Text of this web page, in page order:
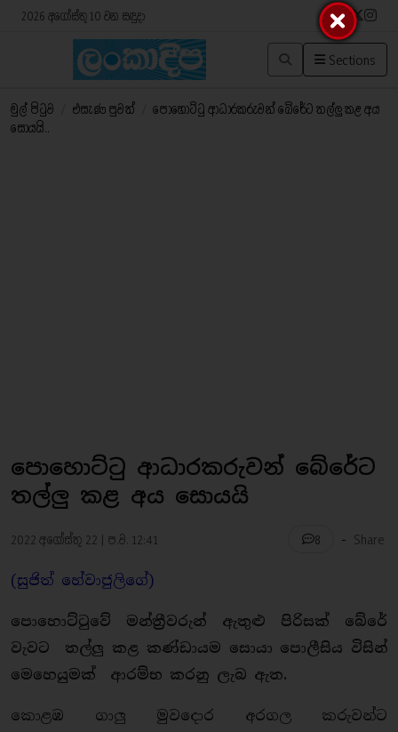
2026 අගෝස්තු 10 වන සඳුදා
Sections
මුල් පිටුව එසැණ පුවත්
පොහොට්ටු ආධාරකරුවන් බේරේට තල්ලු කළ අය
සොයයි..
පොහොට්ටු ආධාරකරුවන් බේරේට
තල්ලු කළ අය සොයයි
2022 අගෝස්තු 22 | ප.ව. 12:41 8 - Share
(සුජිත් හේවාජුලිගේ)
පොහොට්ටුවේ මන්ත්‍රීවරුන් ඇතුළු පිරිසක් බේරේ
වැවට තල්ලු කළ කණ්ඩායම සොයා පොලීසිය විසින්
මෙහෙයුමක් ආරම්භ කරනු ලැබ ඇත.
කොළඹ ගාලු මුවදොර අරගල කරුවන්ට